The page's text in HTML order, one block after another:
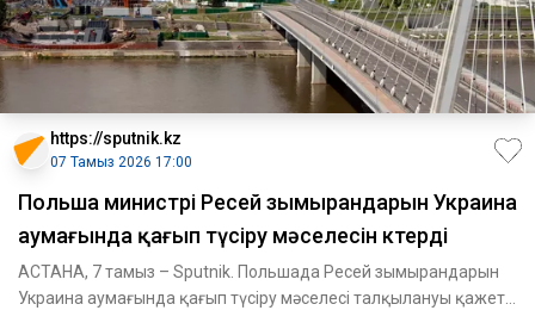
https://sputnik.kz
07 Тамыз 2026 17:00
Польша министрі Ресей зымырандарын Украина
аумағында қағып түсіру мәселесін көтерді
АСТАНА, 7 тамыз – Sputnik. Польшада Ресей зымырандарын
Украина аумағында қағып түсіру мәселесі талқылануы қажет,